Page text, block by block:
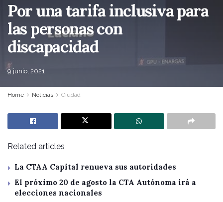
Por una tarifa inclusiva para
las personas con
discapacidad
9 junio, 2021
Home Noticias Ciudad
Related articles
La CTAA Capital renueva sus autoridades
El próximo 20 de agosto la CTA Autónoma irá a
elecciones nacionales